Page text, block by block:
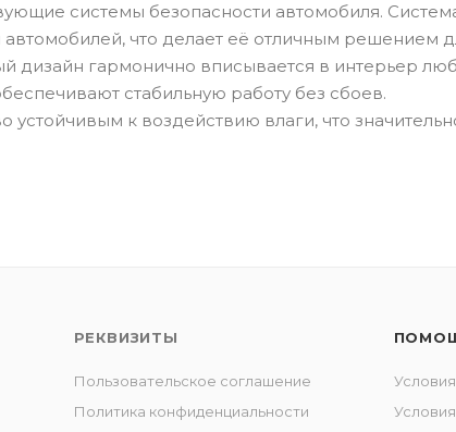
системы безопасности автомобиля.
что делает её отличным решением
дизайн гармонично вписывается в интерьер
стабильную работу без сбоев.
к воздействию влаги, что
РЕКВИЗИТЫ
Пользовательское соглашение
Политика конфиденциальности